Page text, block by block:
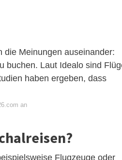
die Meinungen auseinander:
buchen. Laut Idealo sind
haben ergeben, dass
an
Flugzeuge oder